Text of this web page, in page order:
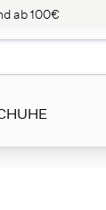
ab 100€